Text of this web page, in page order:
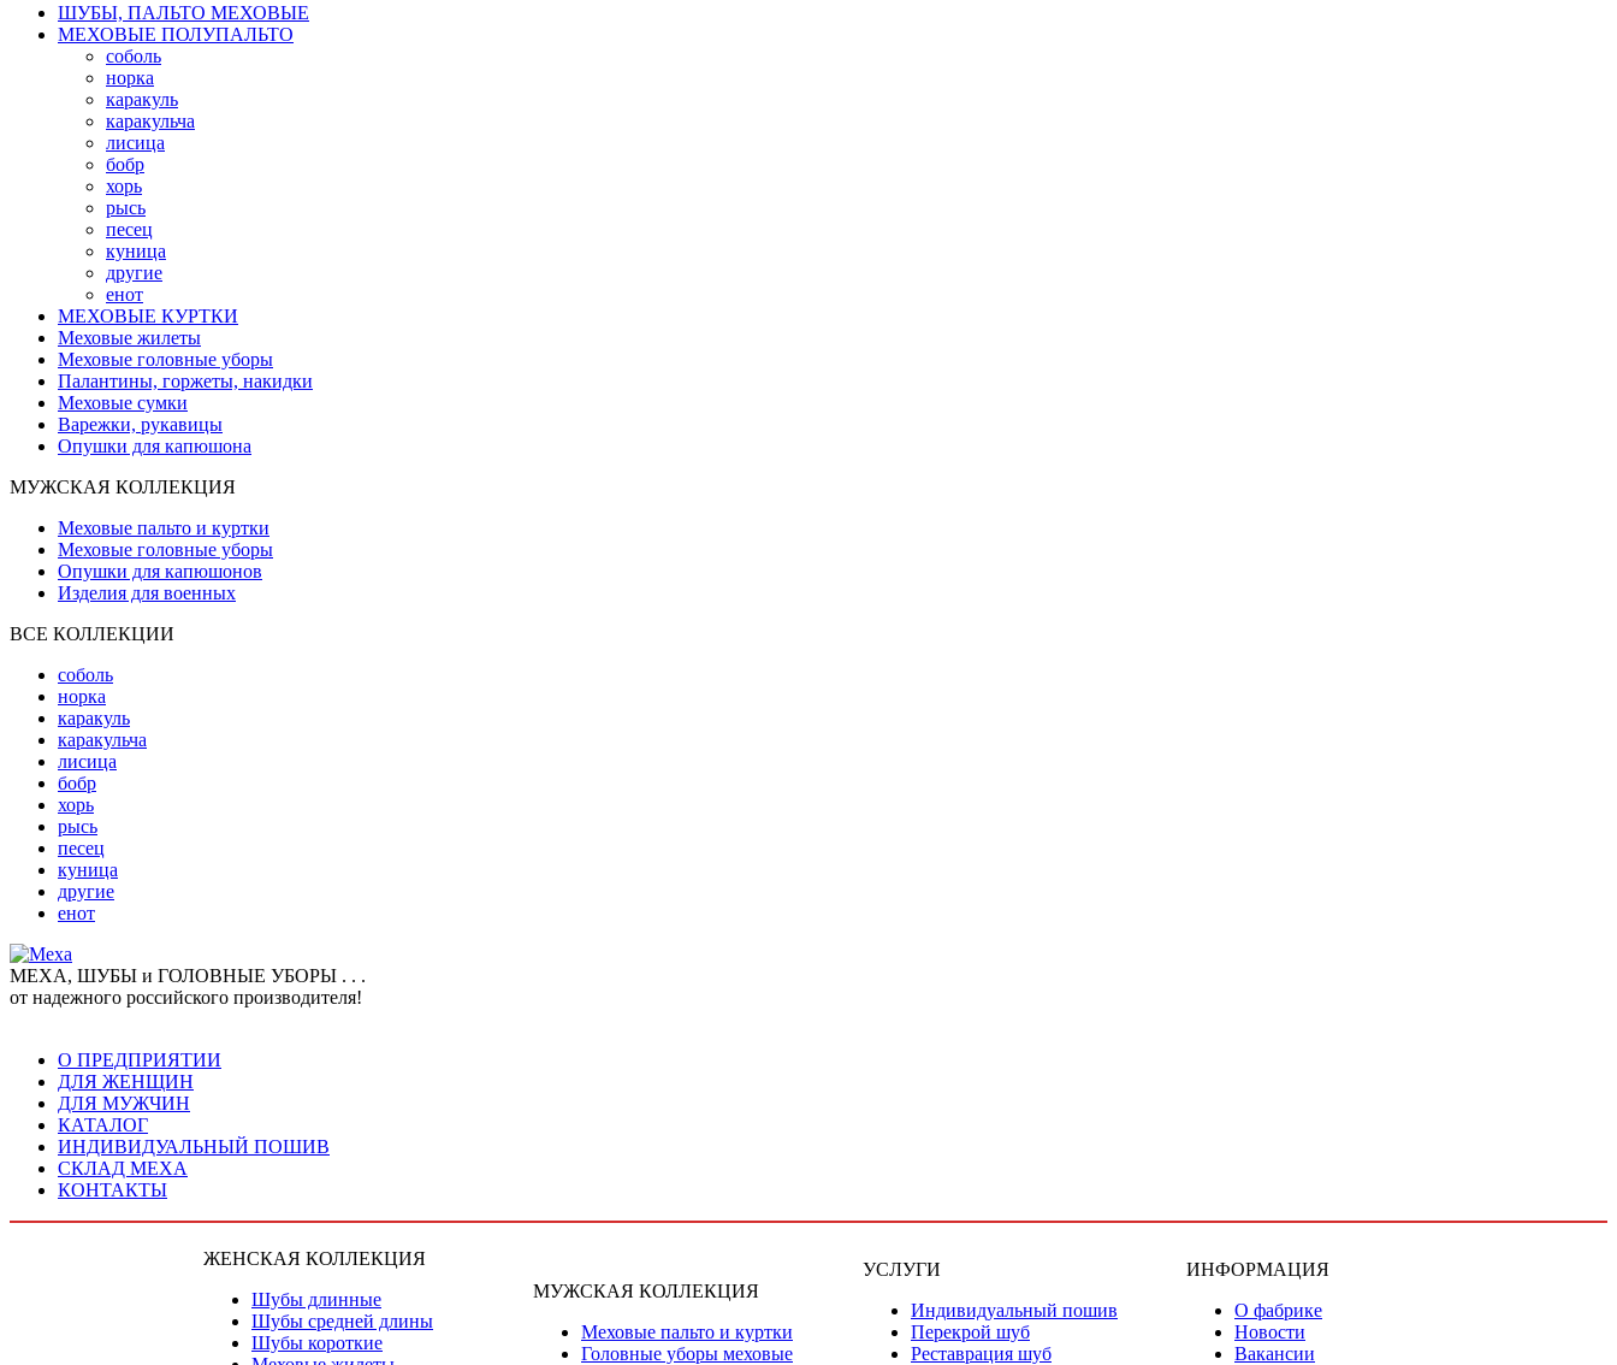
ШУБЫ, ПАЛЬТО МЕХОВЫЕ
МЕХОВЫЕ ПОЛУПАЛЬТО
соболь
норка
каракуль
каракульча
лисица
бобр
хорь
рысь
песец
куница
другие
енот
МЕХОВЫЕ КУРТКИ
Меховые жилеты
Меховые головные уборы
Палантины, горжеты, накидки
Меховые сумки
Варежки, рукавицы
Опушки для капюшона
МУЖСКАЯ КОЛЛЕКЦИЯ
Меховые пальто и куртки
Меховые головные уборы
Опушки для капюшонов
Изделия для военных
ВСЕ КОЛЛЕКЦИИ
соболь
норка
каракуль
каракульча
лисица
бобр
хорь
рысь
песец
куница
другие
енот
МЕХА, ШУБЫ и ГОЛОВНЫЕ УБОРЫ . . .
от надежного российского производителя!
О ПРЕДПРИЯТИИ
ДЛЯ ЖЕНЩИН
ДЛЯ МУЖЧИН
КАТАЛОГ
ИНДИВИДУАЛЬНЫЙ ПОШИВ
СКЛАД МЕХА
КОНТАКТЫ
ЖЕНСКАЯ КОЛЛЕКЦИЯ
Шубы длинные
Шубы средней длины
Шубы короткие
МУЖСКАЯ КОЛЛЕКЦИЯ
Меховые пальто и куртки
Головные уборы меховые
УСЛУГИ
Индивидуальный пошив
Перекрой шуб
Реставрация шуб
ИНФОРМАЦИЯ
О фабрике
Новости
Вакансии